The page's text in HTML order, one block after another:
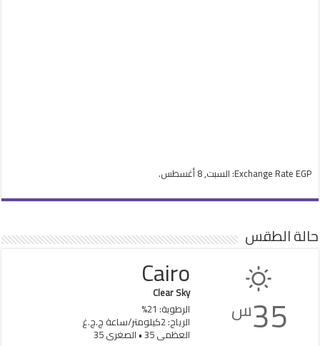
Exchange Rate EGP : السبت, 8 أغسطس.
حالة الطقس
35س
Cairo
Clear Sky
الرطوبة: 21%
الرياح: 2كيلومتر/ساعة ج.ج.غ
العظمى 35 • الصغرى 35